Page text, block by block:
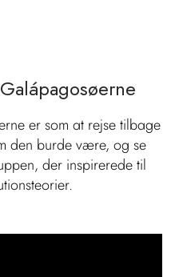
er som at rejse tilbage
den burde være, og se
der inspirerede til